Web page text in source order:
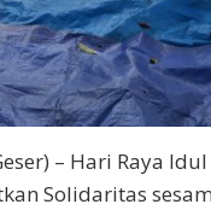
– Hari Raya
Solidaritas